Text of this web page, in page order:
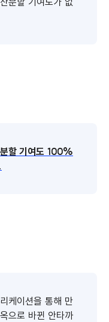
할 기여도 100%
케이션을 통해 만
으로 바뀐 안타까